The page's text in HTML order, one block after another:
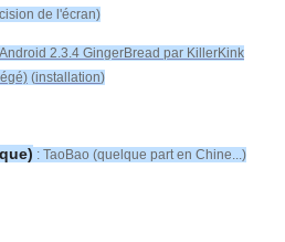
de l'écran)
Android 2.3.4 GingerBread par KillerKink
(installation)
: TaoBao (quelque part en Chine...)